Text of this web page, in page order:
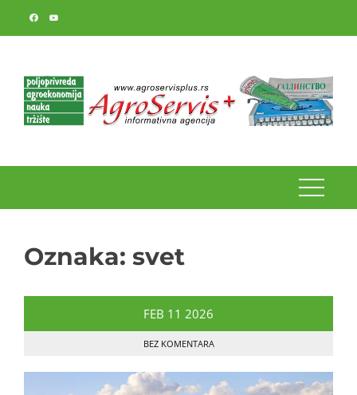
Oznaka: svet
FEB 11 2026
BEZ KOMENTARA